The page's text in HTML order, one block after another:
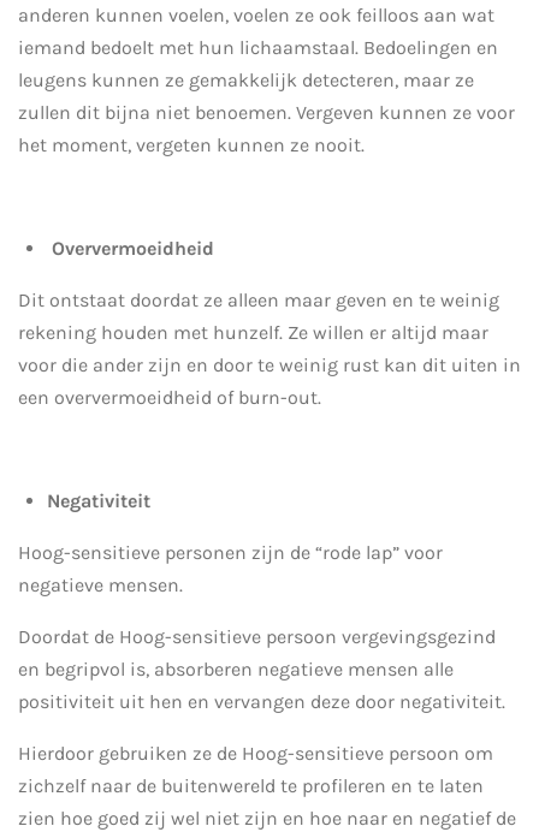
anderen kunnen voelen, voelen ze ook feilloos aan wat
iemand bedoelt met hun lichaamstaal. Bedoelingen en
leugens kunnen ze gemakkelijk detecteren, maar ze
zullen dit bijna niet benoemen. Vergeven kunnen ze voor
het moment, vergeten kunnen ze nooit.
Oververmoeidheid
Dit ontstaat doordat ze alleen maar geven en te weinig
rekening houden met hunzelf. Ze willen er altijd maar
voor die ander zijn en door te weinig rust kan dit uiten in
een oververmoeidheid of burn-out.
Negativiteit
Hoog-sensitieve personen zijn de “rode lap” voor
negatieve mensen.
Doordat de Hoog-sensitieve persoon vergevingsgezind
en begripvol is, absorberen negatieve mensen alle
positiviteit uit hen en vervangen deze door negativiteit.
Hierdoor gebruiken ze de Hoog-sensitieve persoon om
zichzelf naar de buitenwereld te profileren en te laten
zien hoe goed zij wel niet zijn en hoe naar en negatief de